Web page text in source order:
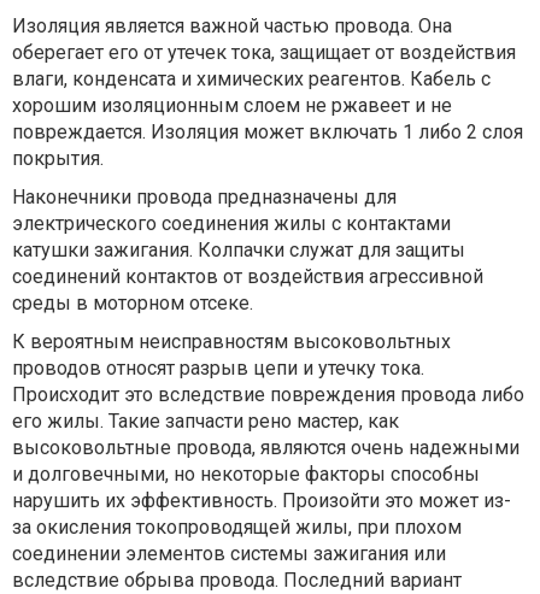
Изоляция является важной частью провода. Она
оберегает его от утечек тока, защищает от воздействия
влаги, конденсата и химических реагентов. Кабель с
хорошим изоляционным слоем не ржавеет и не
повреждается. Изоляция может включать 1 либо 2 слоя
покрытия.
Наконечники провода предназначены для
электрического соединения жилы с контактами
катушки зажигания. Колпачки служат для защиты
соединений контактов от воздействия агрессивной
среды в моторном отсеке.
К вероятным неисправностям высоковольтных
проводов относят разрыв цепи и утечку тока.
Происходит это вследствие повреждения провода либо
его жилы. Такие запчасти рено мастер, как
высоковольтные провода, являются очень надежными
и долговечными, но некоторые факторы способны
нарушить их эффективность. Произойти это может из-
за окисления токопроводящей жилы, при плохом
соединении элементов системы зажигания или
вследствие обрыва провода. Последний вариант